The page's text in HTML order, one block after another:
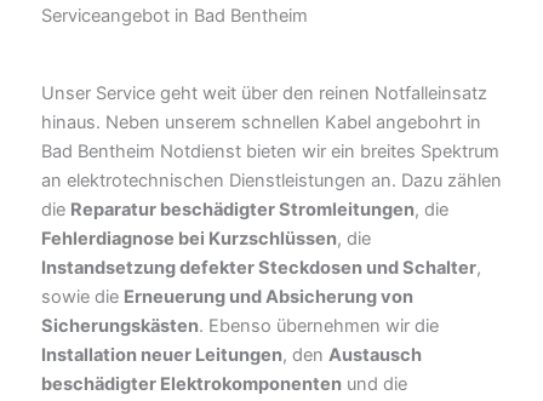
Serviceangebot in Bad Bentheim
Unser Service geht weit über den reinen Notfalleinsatz
hinaus. Neben unserem schnellen Kabel angebohrt in
Bad Bentheim Notdienst bieten wir ein breites Spektrum
an elektrotechnischen Dienstleistungen an. Dazu zählen
die Reparatur beschädigter Stromleitungen, die
Fehlerdiagnose bei Kurzschlüssen, die
Instandsetzung defekter Steckdosen und Schalter,
sowie die Erneuerung und Absicherung von
Sicherungskästen. Ebenso übernehmen wir die
Installation neuer Leitungen, den Austausch
beschädigter Elektrokomponenten und die